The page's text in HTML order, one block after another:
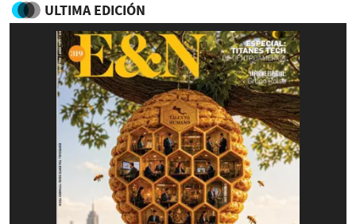
ULTIMA EDICIÓN